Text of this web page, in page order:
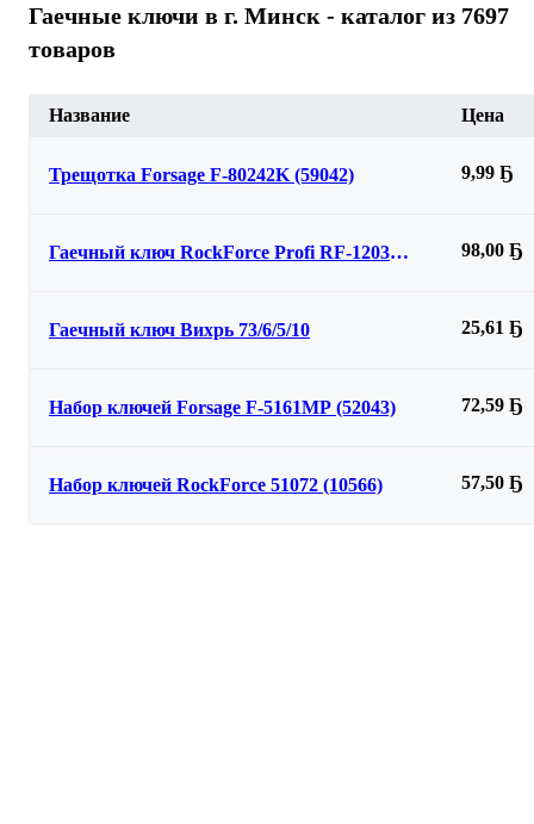
Гаечные ключи в г. Минск - каталог из 7697
товаров
Название Цена
Трещотка Forsage F-80242K (59042) 9,99 Ҕ
Гаечный ключ RockForce Profi RF-1203
98,00 Ҕ
Гаечный ключ Вихрь 73/6/5/10 25,61 Ҕ
Набор ключей Forsage F-5161MP (52043) 72,59 Ҕ
Набор ключей RockForce 51072 (10566) 57,50 Ҕ